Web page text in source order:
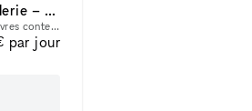
Lieu d’artistes – Pop Up Galerie – Dieppe
Un lieu unique pour présenter des œuvres contemporaines, modernes ou plus anciennes, au cœur d’un espace intimiste et modulable. Lieu - Espace d’exposition en rez-de-chaussée d’environ 20 m², entièr
par jour